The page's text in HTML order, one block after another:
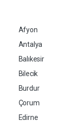
Afyon
Antalya
Balıkesir
Bilecik
Burdur
Çorum
Edirne